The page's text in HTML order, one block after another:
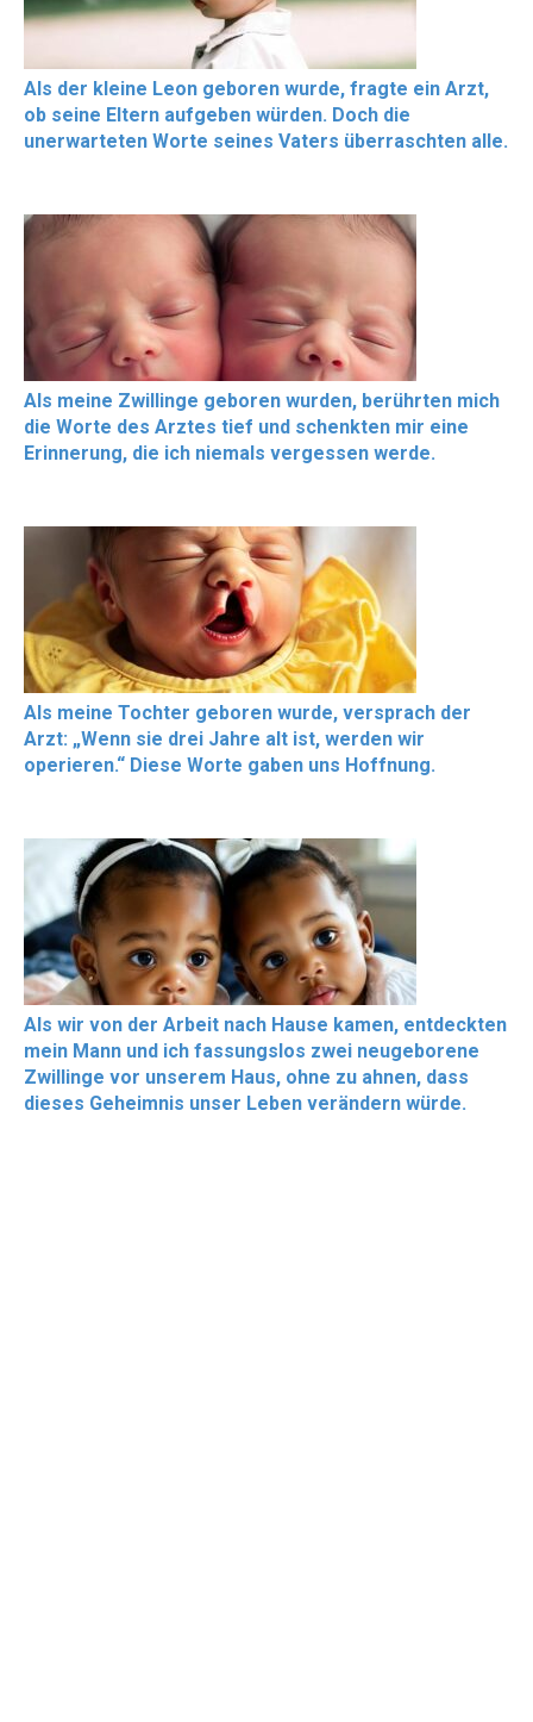
Als der kleine Leon geboren wurde, fragte ein Arzt,
ob seine Eltern aufgeben würden. Doch die
unerwarteten Worte seines Vaters überraschten alle.
Als meine Zwillinge geboren wurden, berührten mich
die Worte des Arztes tief und schenkten mir eine
Erinnerung, die ich niemals vergessen werde.
Als meine Tochter geboren wurde, versprach der
Arzt: „Wenn sie drei Jahre alt ist, werden wir
operieren.“ Diese Worte gaben uns Hoffnung.
Als wir von der Arbeit nach Hause kamen, entdeckten
mein Mann und ich fassungslos zwei neugeborene
Zwillinge vor unserem Haus, ohne zu ahnen, dass
dieses Geheimnis unser Leben verändern würde.